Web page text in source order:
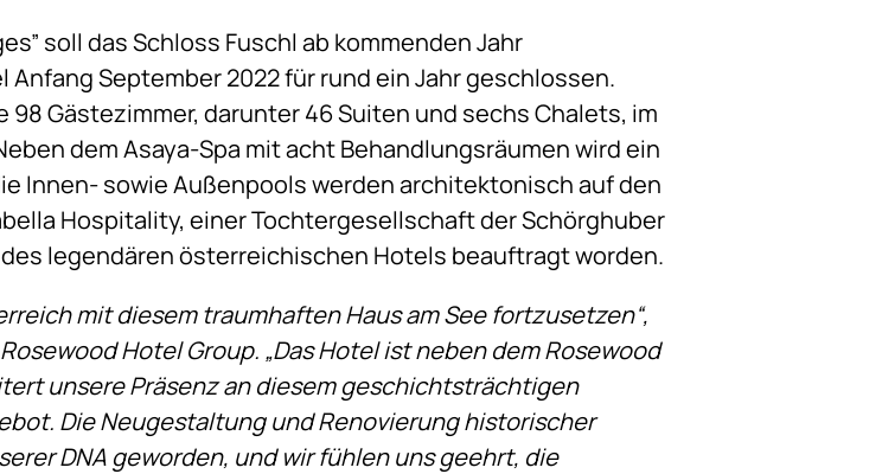
soll das Schloss Fuschl ab kommenden Jahr
September 2022 für rund ein Jahr geschlossen.
Gästezimmer, darunter 46 Suiten und sechs Chalets, im
dem Asaya-Spa mit acht Behandlungsräumen wird ein
Innen- sowie Außenpools werden architektonisch auf den
Hospitality, einer Tochtergesellschaft der Schörghuber
legendären österreichischen Hotels beauftragt worden.
mit diesem traumhaften Haus am See fortzusetzen“,
Hotel Group. „Das Hotel ist neben dem Rosewood
unsere Präsenz an diesem geschichtsträchtigen
Die Neugestaltung und Renovierung historischer
DNA geworden, und wir fühlen uns geehrt, die